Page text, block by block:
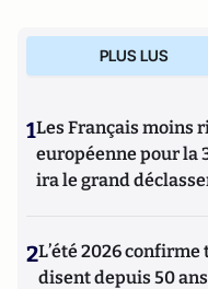
PLUS LUS
1Les Français moins
européenne pour la
ira le grand
2L’été 2026
disent depuis 50